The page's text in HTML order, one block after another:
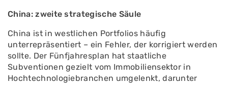
China: zweite strategische Säule
China ist in westlichen Portfolios häufig
unterrepräsentiert – ein Fehler, der korrigiert werden
sollte. Der Fünfjahresplan hat staatliche
Subventionen gezielt vom Immobiliensektor in
Hochtechnologiebranchen umgelenkt, darunter